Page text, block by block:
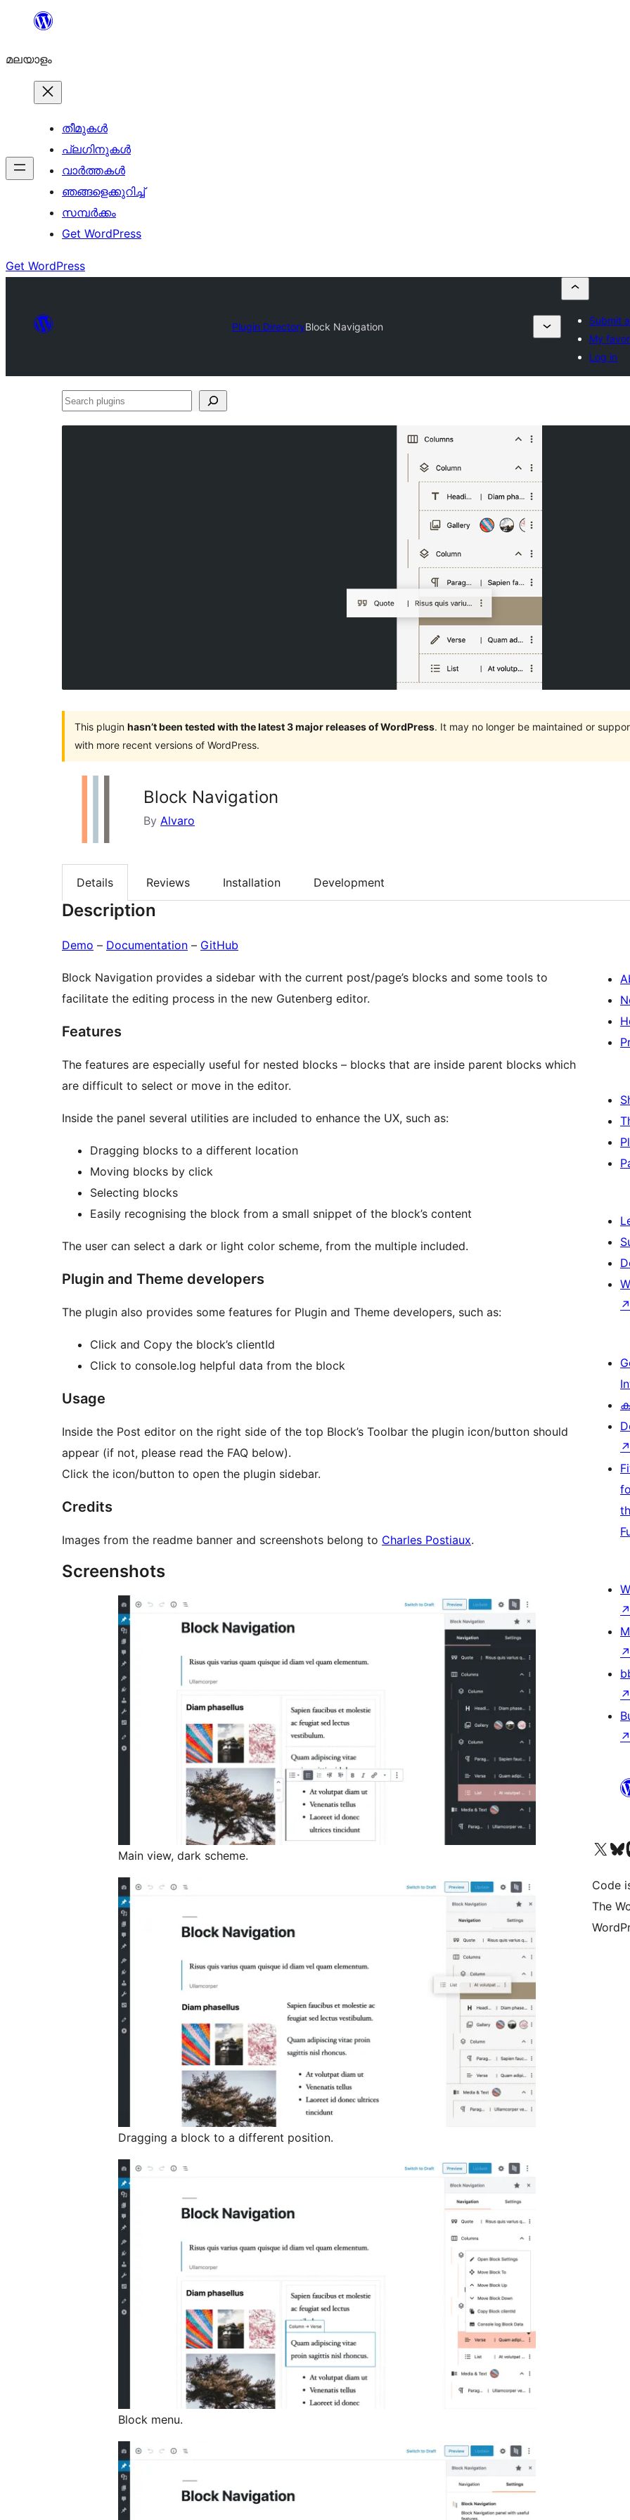
ഉള്ളടക്കത്തിലേക്ക്
മലയാളം
തീമുകൾ
പ്ലഗിനുകൾ
വാര്‍ത്തകള്‍
ഞങ്ങളെക്കുറിച്ച്
സമ്പര്‍ക്കം
Get WordPress
Get WordPress
Plugin DirectoryBlock Navigation
Submit
My
Log in
Search
This plugin hasn’t been tested with the latest 3 major releases of WordPress. It may no longer be maintained or
with more recent versions of WordPress.
Block Navigation
By Alvaro
Details Reviews Installation Development
Description
Demo – Documentation – GitHub
Block Navigation provides a sidebar with the current post/page’s blocks and some tools to
facilitate the editing process in the new Gutenberg editor.
Features
The features are especially useful for nested blocks – blocks that are inside parent blocks which
are difficult to select or move in the editor.
Inside the panel several utilities are included to enhance the UX, such as:
Dragging blocks to a different location
Moving blocks by click
Selecting blocks
Easily recognising the block from a small snippet of the block’s content
The user can select a dark or light color scheme, from the multiple included.
Plugin and Theme developers
The plugin also provides some features for Plugin and Theme developers, such as:
Click and Copy the block’s clientId
Click to console.log helpful data from the block
Usage
Inside the Post editor on the right side of the top Block’s Toolbar the plugin icon/button should
appear (if not, please read the FAQ below).
Click the icon/button to open the plugin sidebar.
Credits
Images from the readme banner and screenshots belong to Charles Postiaux.
Screenshots
Main view, dark scheme.
Dragging a block to a different position.
Block menu.
↗
↗
↗
↗
↗
↗
Visit our X
Code
The